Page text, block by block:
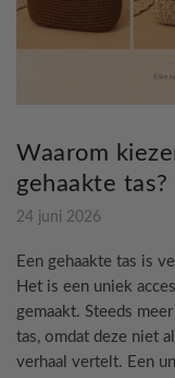
Waarom
gehaakte tas?
24 juni 2026
Een gehaakte tas is
Het is een uniek
gemaakt. Steeds
tas, omdat deze niet
verhaal vertelt. Een